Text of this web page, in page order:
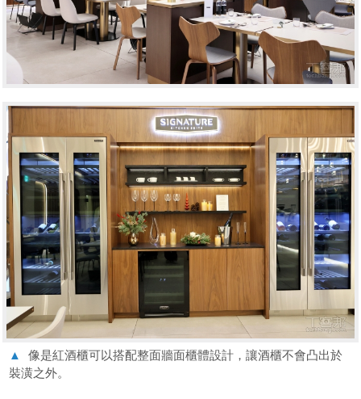
▲
像是紅酒櫃可以搭配整面牆面櫃體設計，讓酒櫃不會凸出於
裝潢之外。